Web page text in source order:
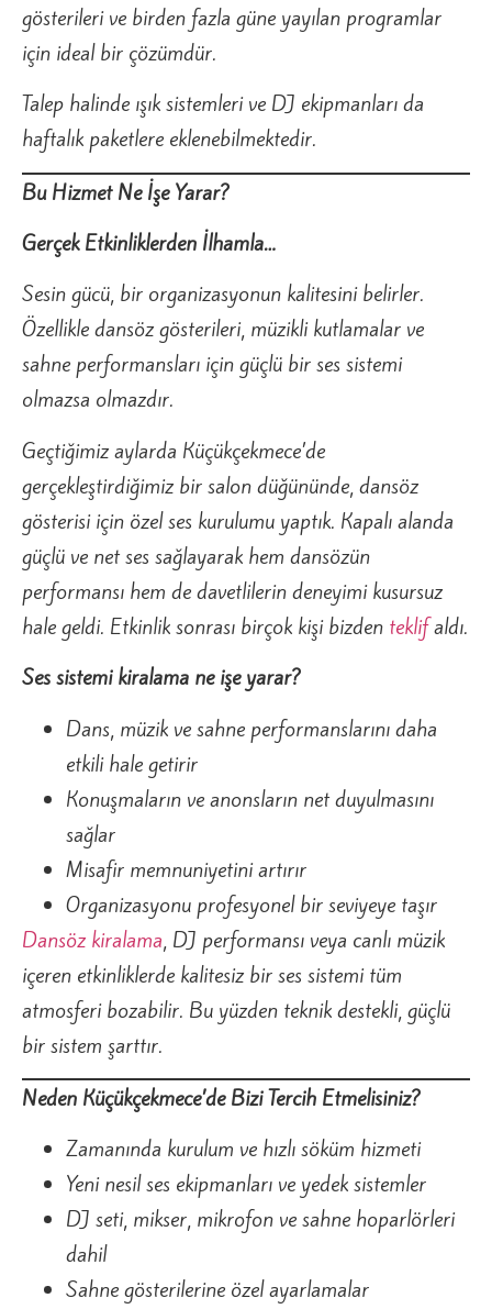
gösterileri ve birden fazla güne yayılan programlar
için ideal bir çözümdür.
Talep halinde ışık sistemleri ve DJ ekipmanları da
haftalık paketlere eklenebilmektedir.
Bu Hizmet Ne İşe Yarar?
Gerçek Etkinliklerden İlhamla…
Sesin gücü, bir organizasyonun kalitesini belirler.
Özellikle dansöz gösterileri, müzikli kutlamalar ve
sahne performansları için güçlü bir ses sistemi
olmazsa olmazdır.
Geçtiğimiz aylarda Küçükçekmece’de
gerçekleştirdiğimiz bir salon düğününde, dansöz
gösterisi için özel ses kurulumu yaptık. Kapalı alanda
güçlü ve net ses sağlayarak hem dansözün
performansı hem de davetlilerin deneyimi kusursuz
hale geldi. Etkinlik sonrası birçok kişi bizden teklifaldı.
Ses sistemi kiralama ne işe yarar?
Dans, müzik ve sahne performanslarını daha
etkili hale getirir
Konuşmaların ve anonsların net duyulmasını
sağlar
Misafir memnuniyetini artırır
Organizasyonu profesyonel bir seviyeye taşır
Dansöz kiralama, DJ performansı veya canlı müzik
içeren etkinliklerde kalitesiz bir ses sistemi tüm
atmosferi bozabilir. Bu yüzden teknik destekli, güçlü
bir sistem şarttır.
Neden Küçükçekmece’de Bizi Tercih Etmelisiniz?
Zamanında kurulum ve hızlı söküm hizmeti
Yeni nesil ses ekipmanları ve yedek sistemler
DJ seti, mikser, mikrofon ve sahne hoparlörleri
dahil
Sahne gösterilerine özel ayarlamalar